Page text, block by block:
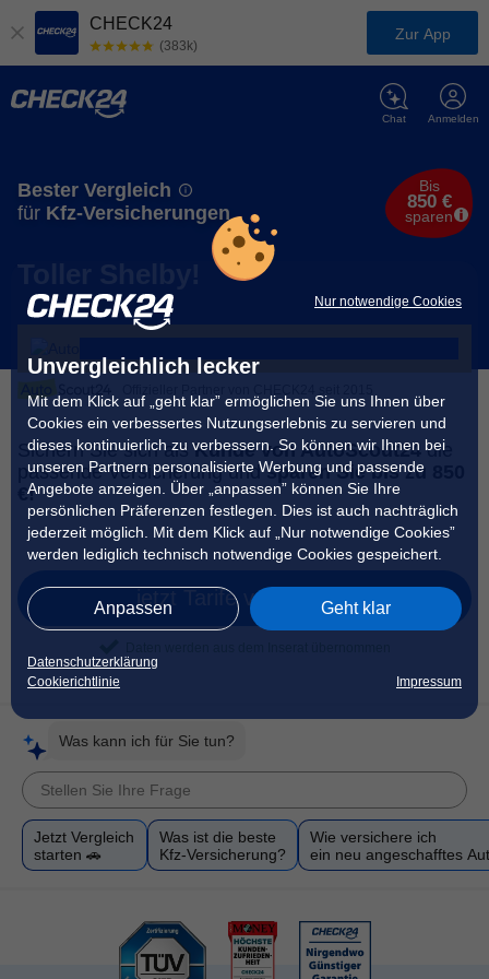
Nur notwendige Cookies
Unvergleichlich lecker
Mit dem Klick auf „geht klar” ermöglichen Sie uns Ihnen über
Cookies ein verbessertes Nutzungserlebnis zu servieren und
dieses kontinuierlich zu verbessern. So können wir Ihnen bei
unseren Partnern personalisierte Werbung und passende
Angebote anzeigen. Über „anpassen” können Sie Ihre
persönlichen Präferenzen festlegen. Dies ist auch nachträglich
jederzeit möglich. Mit dem Klick auf „Nur notwendige Cookies”
werden lediglich technisch notwendige Cookies gespeichert.
Anpassen Geht klar
Datenschutzerklärung
Cookierichtlinie
Impressum
CHECK24
(383k)
Zur App
Anmelden
Chat
Bester Vergleich
für Kfz-Versicherungen
Bis
850 €
sparen
Toller Shelby!
Sichern Sie sich alsKunde von AutoScout24 die
passende Versicherung undsparen Sie bis zu 850
€!
jetzt Tarife vergleichen
Was kann ich für Sie tun?
Jetzt Vergleich
starten 🚗
Was ist die beste
Kfz-Versicherung?
Wie versichere ich
ein neu angeschafftes